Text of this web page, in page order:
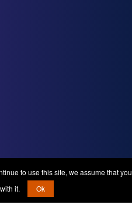
to use this site, we assume that you
it.
Ok